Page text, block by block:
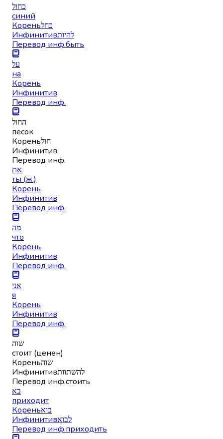
כחול
синий
Кореньכחל
Инфинитивלהיות
Перевод инф.быть
על
на
Корень
Инфинитив
Перевод инф.
החול
песок
Кореньחול
Инфинитив
Перевод инф.
את
ты (ж.)
Корень
Инфинитив
Перевод инф.
מה
что
Корень
Инфинитив
Перевод инф.
אני
я
Корень
Инфинитив
Перевод инф.
שוה
стоит (ценен)
Кореньשוה
Инфинитивלהשתוות
Перевод инф.стоить
בא
приходит
Кореньבוא
Инфинитивלבוא
Перевод инф.приходить